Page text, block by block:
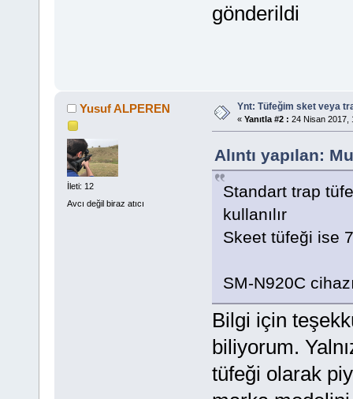
gönderildi
Yusuf ALPEREN
İleti: 12
Avcı değil biraz atıcı
Ynt: Tüfeğim sket veya
« Yanıtla #2 : 24 Nisan 2017,
Alıntı yapılan:
Standart trap
kullanılır
Skeet tüfeği ise
SM-N920C
Bilgi için
biliyorum.
tüfeği olarak